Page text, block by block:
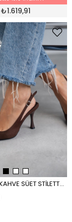
₺1.619,91
MİSS KOYU KAHVE SÜET STİLETTO KAHVE